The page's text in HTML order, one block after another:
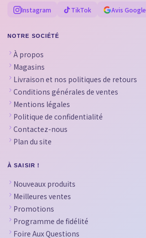
Instagram TikTok Avis Google
NOTRE SOCIÉTÉ
À propos
Magasins
Livraison et nos politiques de retours
Conditions générales de ventes
Mentions légales
Politique de confidentialité
Contactez-nous
Plan du site
À SAISIR !
Nouveaux produits
Meilleures ventes
Promotions
Programme de fidélité
Foire Aux Questions